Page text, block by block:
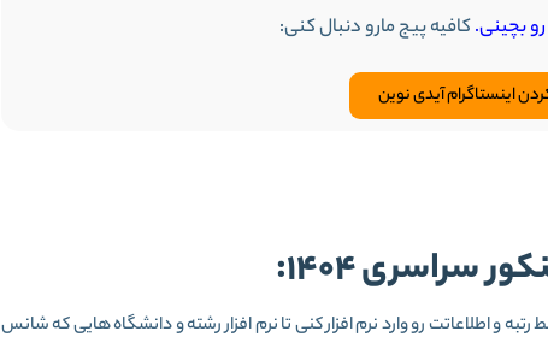
کافیه پیج مارو دنبال کنی:
اینستاگرام آیدی نوین
سراسری 1404:
رتبه و اطلاعاتت رو وارد نرم افزار کنی تا نرم افزار رشته و دانشگاه هایی که شانس